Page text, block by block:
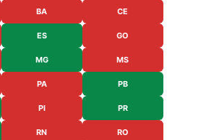
BA CE
ES GO
MG MS
PA PB
PI PR
RN RO